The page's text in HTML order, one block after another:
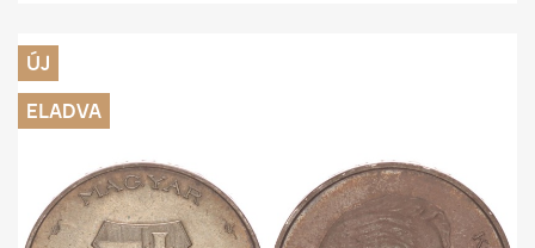
ÚJ
ELADVA